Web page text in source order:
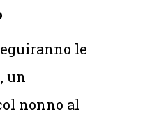
le
un
nonno al